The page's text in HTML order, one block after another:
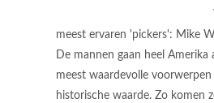
meest ervaren 'pickers': Mike
De mannen gaan heel Amerika
meest waardevolle voorwerpen
historische waarde. Zo komen